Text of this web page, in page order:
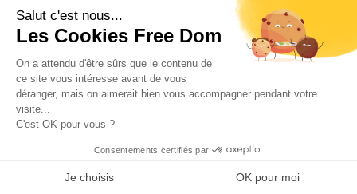
Free Dom vous propose quelques astuces